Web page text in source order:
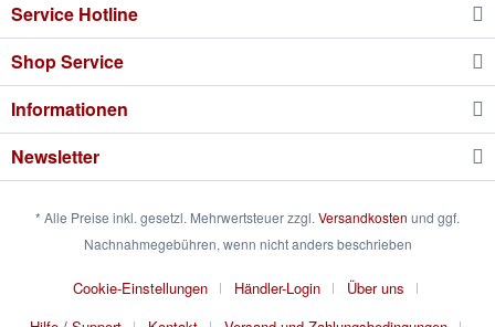
Service Hotline
Shop Service
Informationen
Newsletter
* Alle Preise inkl. gesetzl. Mehrwertsteuer zzgl. Versandkosten und ggf.
Nachnahmegebühren, wenn nicht anders beschrieben
Cookie-Einstellungen Händler-Login
Über uns